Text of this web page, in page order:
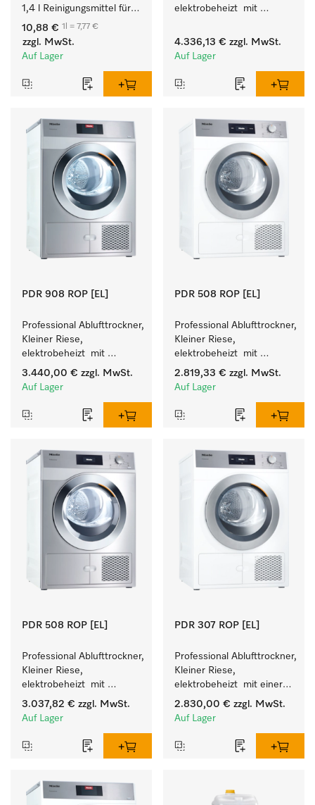
1,4 l Reinigungsmittel für
das TwinDos-
Dosiersystem.
10,88 € 1l = 7,77 €
zzgl. MwSt.
Auf Lager
elektrobeheizt  mit
Select ROP für perfekte
Trockenergebnisse.
4.336,13 € zzgl. MwSt.
Auf Lager
PDR 908 ROP [EL]
Professional Ablufttrockner,
Kleiner Riese,
elektrobeheizt  mit
besonders kurzen
Programmlaufzeiten.
3.440,00 € zzgl. MwSt.
Auf Lager
PDR 508 ROP [EL]
Professional Ablufttrockner,
Kleiner Riese,
elektrobeheizt  mit
besonders kurzen
Programmlaufzeiten.
2.819,33 € zzgl. MwSt.
Auf Lager
PDR 508 ROP [EL]
Professional Ablufttrockner,
Kleiner Riese,
elektrobeheizt  mit
besonders kurzen
Programmlaufzeiten.
3.037,82 € zzgl. MwSt.
Auf Lager
PDR 307 ROP [EL]
Professional Ablufttrockner,
Kleiner Riese,
elektrobeheizt  mit einer
kürzesten Laufzeit von
37 min für einen hohen
2.830,00 € zzgl. MwSt.
Auf Lager